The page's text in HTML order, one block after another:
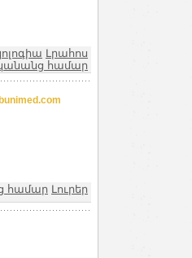
Լրահոս
համար
համար Լուրեր